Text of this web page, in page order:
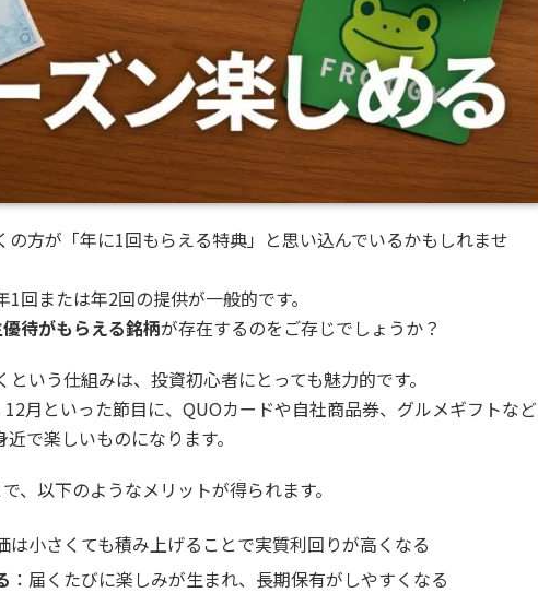
の方が「年に1回もらえる特典」と思い込んでいるかもしれませ
回または年2回の提供が一般的です。
待がもらえる銘柄が存在するのをご存じでしょうか？
いう仕組みは、投資初心者にとっても魅力的です。
月といった節目に、QUOカードや自社商品券、グルメギフトなど
で楽しいものになります。
、以下のようなメリットが得られます。
は小さくても積み上げることで実質利回りが高くなる
：届くたびに楽しみが生まれ、長期保有がしやすくなる